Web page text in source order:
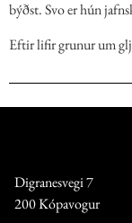
býðst. Svo er hún
Eftir lifir grunur um
Digranesvegi 7
200 Kópavogur